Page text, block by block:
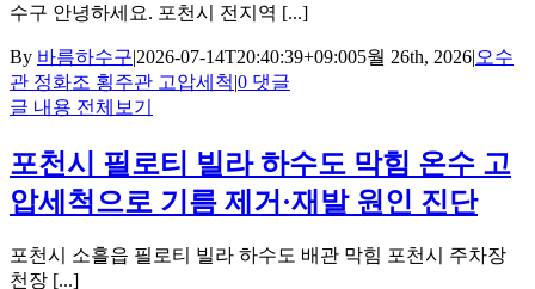
수구 안녕하세요. 포천시 전지역 [...]
By 바름하수구|2026-07-14T20:40:39+09:005월 26th, 2026|오수
관 정화조 횡주관 고압세척|0 댓글
글 내용 전체보기
포천시 필로티 빌라 하수도 막힘 온수 고
압세척으로 기름 제거·재발 원인 진단
포천시 소흘읍 필로티 빌라 하수도 배관 막힘 포천시 주차장
천장 [...]